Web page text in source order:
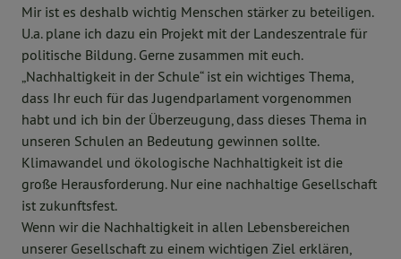
Mir ist es deshalb wichtig Menschen stärker zu beteiligen.
U.a. plane ich dazu ein Projekt mit der Landeszentrale für
politische Bildung. Gerne zusammen mit euch.
„Nachhaltigkeit in der Schule“ ist ein wichtiges Thema,
dass Ihr euch für das Jugendparlament vorgenommen
habt und ich bin der Überzeugung, dass dieses Thema in
unseren Schulen an Bedeutung gewinnen sollte.
Klimawandel und ökologische Nachhaltigkeit ist die
große Herausforderung. Nur eine nachhaltige Gesellschaft
ist zukunftsfest.
Wenn wir die Nachhaltigkeit in allen Lebensbereichen
unserer Gesellschaft zu einem wichtigen Ziel erklären,